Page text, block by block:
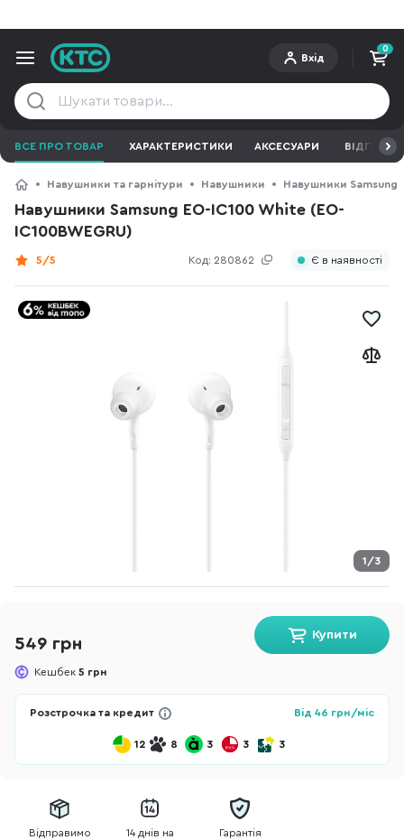
Вхід
0
ВСЕ ПРО ТОВАР ХАРАКТЕРИСТИКИ АКСЕСУАРИ ВІДГУКИ
Навушники та гарнітури Навушники Навушники Samsung
Навушники Samsung EO-IC100 White (EO-
IC100BWEGRU)
Код: 280862
5/5 Є в наявності
1/3
549 грн
Кешбек 5 грн
Купити
Розстрочка та кредит Від 46 грн/міс
12 8 3 3 3
Відправимо
14 днів на
Гарантія